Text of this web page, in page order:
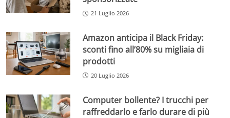
21 Luglio 2026
Amazon anticipa il Black Friday:
sconti fino all’80% su migliaia di
prodotti
20 Luglio 2026
Computer bollente? I trucchi per
raffreddarlo e farlo durare di più